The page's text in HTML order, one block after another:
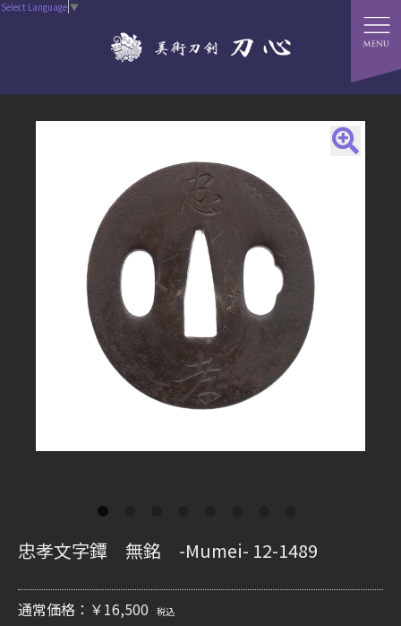
Select Language ▼
忠孝文字鐔 無銘 -Mumei- 12-1489
通常価格：￥16,500 税込